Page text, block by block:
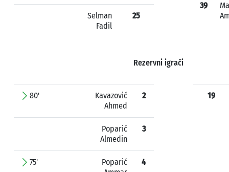
Selman
Fadil
25
39
Rezervni igrači
80'
Kavazović
Ahmed
2
Poparić
Almedin
3
75'
Poparić
4
19